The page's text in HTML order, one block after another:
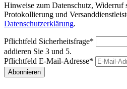
Hinweise zum Datenschutz, Widerruf
Protokollierung und
Datenschutzerklärung.
Pflichtfeld Sicherheitsfrage*
addieren Sie 3 und 5.
Pflichtfeld E-Mail-Adresse*
Abonnieren